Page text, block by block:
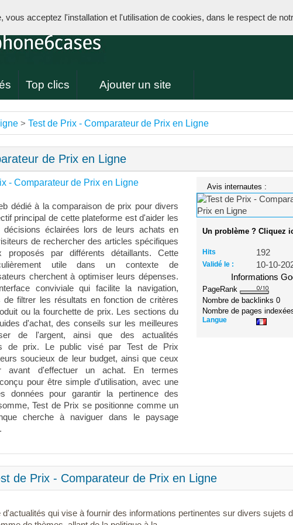
Top clics Ajouter un site
> Test de Prix - Comparateur de Prix en Ligne
de Prix en Ligne
- Comparateur de Prix en Ligne
dédié à la comparaison de prix pour divers
principal de cette plateforme est d'aider les
décisions éclairées lors de leurs achats en
de rechercher des articles spécifiques
par différents détaillants. Cette
utile dans un contexte de
cherchent à optimiser leurs dépenses.
conviviale qui facilite la navigation,
de filtrer les résultats en fonction de critères
ou la fourchette de prix. Les sections du
d'achat, des conseils sur les meilleures
de l'argent, ainsi que des actualités
de prix. Le public visé par Test de Prix
soucieux de leur budget, ainsi que ceux
avant d'effectuer un achat. En termes
pour être simple d'utilisation, avec une
données pour garantir la pertinence des
Test de Prix se positionne comme un
cherche à naviguer dans le paysage
Avis internautes :
Un problème ? Cliquez
Hits 192
Validé le :
10-10-
Informations
PageRank
Nombre de backlinks0
Nombre de pages
Langue
de Prix - Comparateur de Prix en Ligne
qui vise à fournir des informations pertinentes sur divers sujets
vous acceptez l'installation et l'utilisation de cookies, dans le respect de